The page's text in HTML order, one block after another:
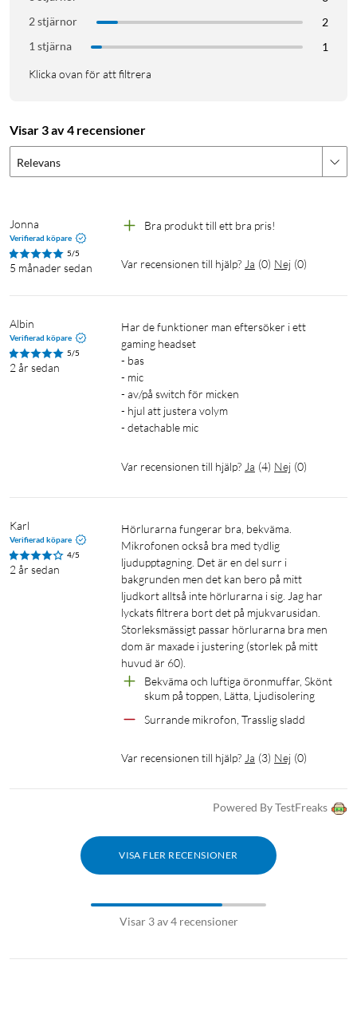
2 stjärnor
2
1 stjärna
1
Klicka ovan för att filtrera
Visar 3 av 4 recensioner
Relevans
Jonna
Verifierad köpare
5/5
5 månader sedan
Bra produkt till ett bra pris!
Var recensionen till hjälp? Ja (0) Nej (0)
Albin
Verifierad köpare
5/5
2 år sedan
Har de funktioner man eftersöker i ett
gaming headset
- bas
- mic
- av/på switch för micken
- hjul att justera volym
- detachable mic
Var recensionen till hjälp? Ja (4) Nej (0)
Karl
Verifierad köpare
4/5
2 år sedan
Hörlurarna fungerar bra, bekväma.
Mikrofonen också bra med tydlig
ljudupptagning. Det är en del surr i
bakgrunden men det kan bero på mitt
ljudkort alltså inte hörlurarna i sig. Jag har
lyckats filtrera bort det på mjukvarusidan.
Storleksmässigt passar hörlurarna bra men
dom är maxade i justering (storlek på mitt
huvud är 60).
Bekväma och luftiga öronmuffar, Skönt
skum på toppen, Lätta, Ljudisolering
Surrande mikrofon, Trasslig sladd
Var recensionen till hjälp? Ja (3) Nej (0)
Powered By TestFreaks
VISA FLER RECENSIONER
Visar 3 av 4 recensioner